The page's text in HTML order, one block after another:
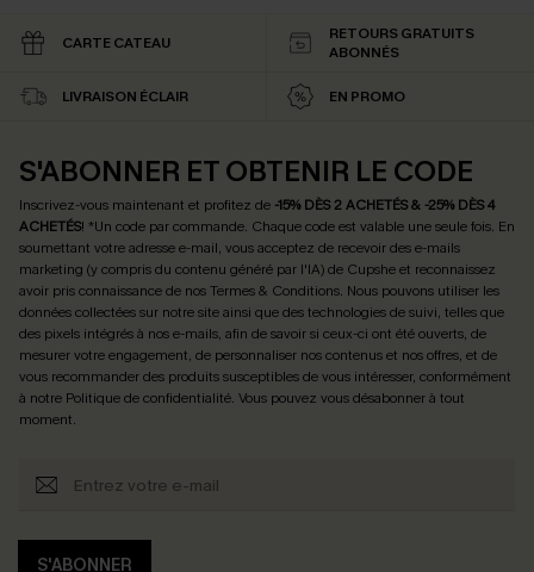
CARTE CATEAU
RETOURS GRATUITS
ABONNÉS
LIVRAISON ÉCLAIR EN PROMO
S'ABONNER ET OBTENIR LE CODE
Inscrivez-vous maintenant et profitez de -15% DÈS 2 ACHETÉS & -25% DÈS 4
ACHETÉS! *Un code par commande. Chaque code est valable une seule fois. En
soumettant votre adresse e-mail, vous acceptez de recevoir des e-mails
marketing (y compris du contenu généré par l'IA) de Cupshe et reconnaissez
avoir pris connaissance de nosTermes & Conditions. Nous pouvons utiliser les
données collectées sur notre site ainsi que des technologies de suivi, telles que
des pixels intégrés à nos e-mails, afin de savoir si ceux-ci ont été ouverts, de
mesurer votre engagement, de personnaliser nos contenus et nos offres, et de
vous recommander des produits susceptibles de vous intéresser, conformément
à notre Politique de confidentialité. Vous pouvez vous désabonner à tout
moment.
S'ABONNER